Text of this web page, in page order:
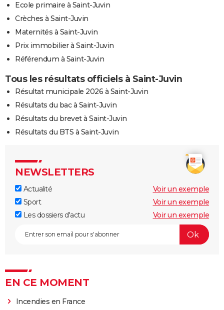
Ecole primaire à Saint-Juvin
Crèches à Saint-Juvin
Maternités à Saint-Juvin
Prix immobilier à Saint-Juvin
Référendum à Saint-Juvin
Tous les résultats officiels à Saint-Juvin
Résultat municipale 2026 à Saint-Juvin
Résultats du bac à Saint-Juvin
Résultats du brevet à Saint-Juvin
Résultats du BTS à Saint-Juvin
NEWSLETTERS
Actualité
Voir un exemple
Sport
Voir un exemple
Les dossiers d'actu
Voir un exemple
EN CE MOMENT
Incendies en France